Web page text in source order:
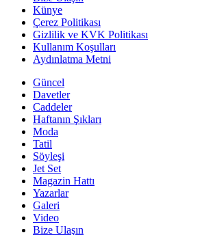
Künye
Çerez Politikası
Gizlilik ve KVK Politikası
Kullanım Koşulları
Aydınlatma Metni
Güncel
Davetler
Caddeler
Haftanın Şıkları
Moda
Tatil
Söyleşi
Jet Set
Magazin Hattı
Yazarlar
Galeri
Video
Bize Ulaşın